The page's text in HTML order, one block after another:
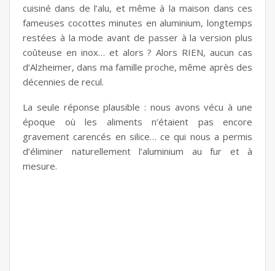
cuisiné dans de l’alu, et même à la maison dans ces
fameuses cocottes minutes en aluminium, longtemps
restées à la mode avant de passer à la version plus
coûteuse en inox… et alors ? Alors RIEN, aucun cas
d’Alzheimer, dans ma famille proche, même après des
décennies de recul.
La seule réponse plausible : nous avons vécu à une
époque où les aliments n’étaient pas encore
gravement carencés en silice… ce qui nous a permis
d’éliminer naturellement l’aluminium au fur et à
mesure.